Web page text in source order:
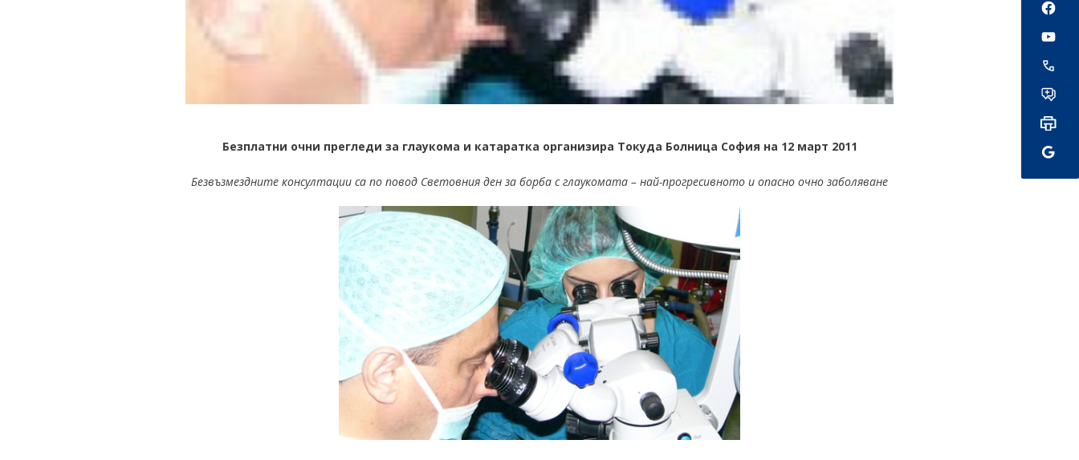
Безплатни очни прегледи за глаукома и катаратка организира Токуда Болница София на 12 март 2011
Безвъзмездните консултации са по повод Световния ден за борба с глаукомата – най-прогресивното и опасно очно заболяване